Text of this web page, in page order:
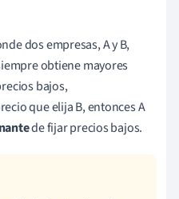
dos empresas, A y B,
obtiene mayores
bajos,
que elija B, entonces A
de fijar precios bajos.